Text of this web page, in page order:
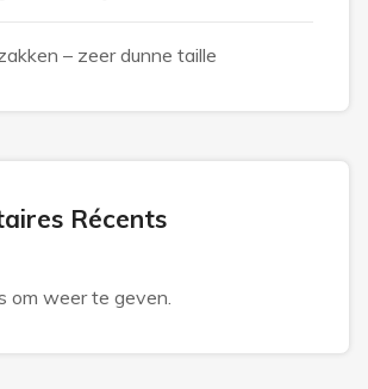
– zeer dunne taille
Récents
om weer te geven.